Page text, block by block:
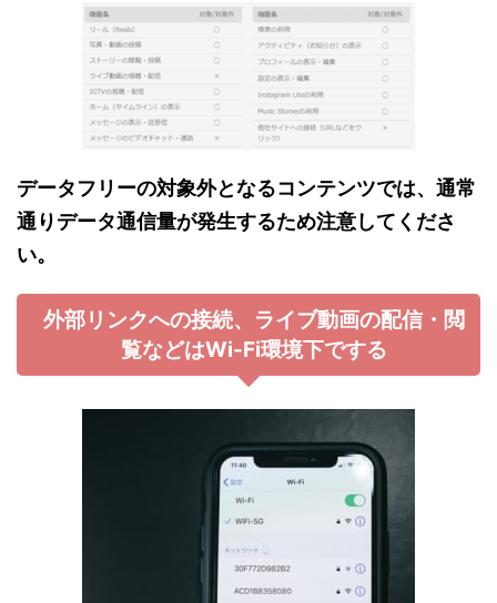
データフリーの対象外となるコンテンツでは、通常
通りデータ通信量が発生するため注意してくださ
い。
外部リンクへの接続、ライブ動画の配信・閲
覧などはWi-Fi環境下でする